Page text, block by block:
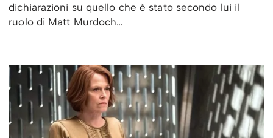
dichiarazioni su quello che è stato secondo lui il
ruolo di Matt Murdoch…